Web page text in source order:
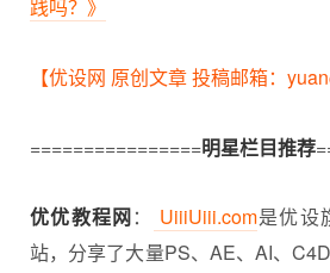
践吗？》
【优设网 原创文章 投稿邮箱：
================明星栏目推荐
优优教程网： UiiiUiii.com是优设
站，分享了大量PS、AE、AI、